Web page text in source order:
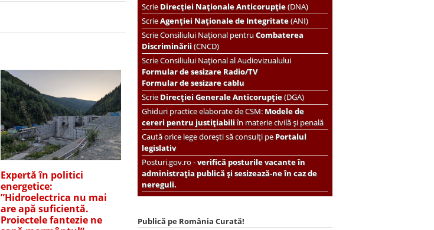
Expertă în politici
energetice:
”Hidroelectrica nu mai
are apă suficientă.
Proiectele fantezie ne
ScrieDirecției Naționale Anticorupție(DNA)
ScrieAgenției Naționale de Integritate(ANI)
ScrieConsiliului Național pentruCombaterea
Discriminării(CNCD)
Scrie Consiliului Național al Audiovizualului
Formular de sesizare Radio/TV
Formular de sesizare cablu
ScrieDirecției Generale Anticorupție(DGA)
Ghiduri practice elaborate de CSM: Modele de
cereri pentru justițiabiliîn materie civilă și penală
Caută orice lege dorești să consulți pePortalul
legislativ
Posturi.gov.ro -verifică posturile vacante în
administrația publică și sesizează-ne în caz de
nereguli.
Publică pe România Curată!